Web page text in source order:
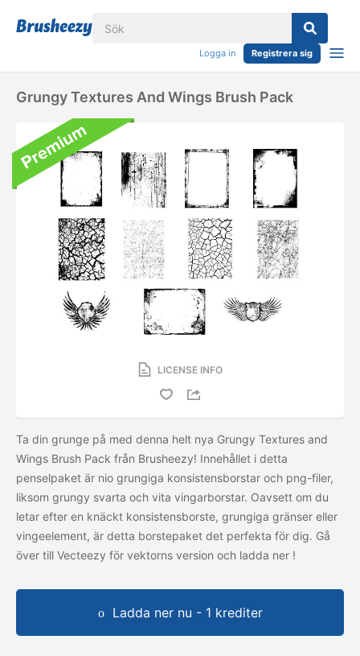
Logga in Registrera sig
Grungy Textures And Wings Brush Pack
LICENSE INFO
Ta din grunge på med denna helt nya Grungy Textures and
Wings Brush Pack från Brusheezy! Innehållet i detta
penselpaket är nio grungiga konsistensborstar och png-filer,
liksom grungy svarta och vita vingarborstar. Oavsett om du
letar efter en knäckt konsistensborste, grungiga gränser eller
vingeelement, är detta borstepaket det perfekta för dig. Gå
över till Vecteezy för vektorns version och ladda ner !
Ladda ner nu - 1 krediter